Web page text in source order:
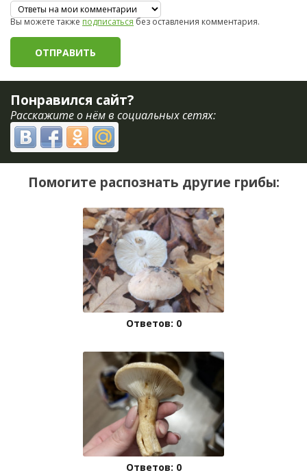
Вы можете такжеподписатьсябез оставления комментария.
Понравился сайт?
Расскажите о нём в социальных сетях:
Помогите распознать другие грибы:
Ответов: 0
Ответов: 0